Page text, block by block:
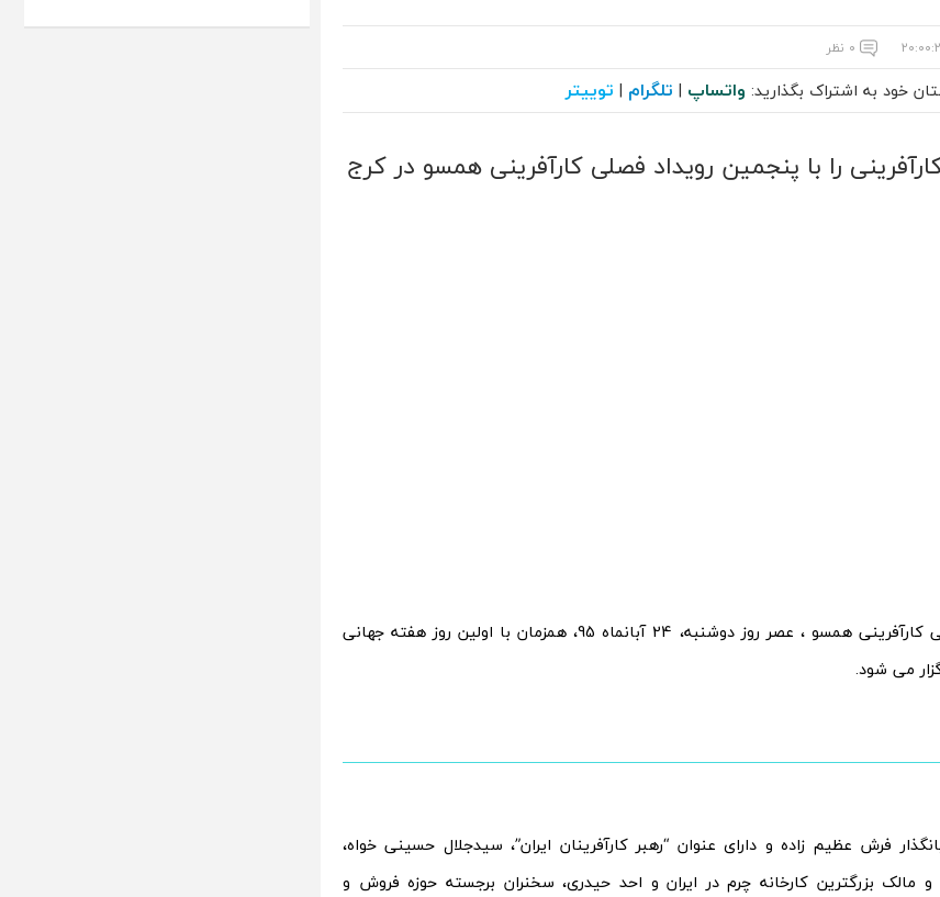
۰ نظر
خود به اشتراک بگذارید: واتساپ | تلگرام | توییتر
را با پنجمین رویداد فصلی کارآفرینی همسو در کرج
پنجمین رویداد فصلی کارآفرینی همسو ، عصر روز دوشنبه، 24 آبانماه 95، همزمان با اولین روز هفته جهانی
می شود.
فرش عظیم زاده و دارای عنوان “رهبر کارآفرینان ایران”، سیدجلال حسینی خواه،
و مالک بزرگترین کارخانه چرم در ایران و احد حیدری، سخنران برجسته حوزه فروش و